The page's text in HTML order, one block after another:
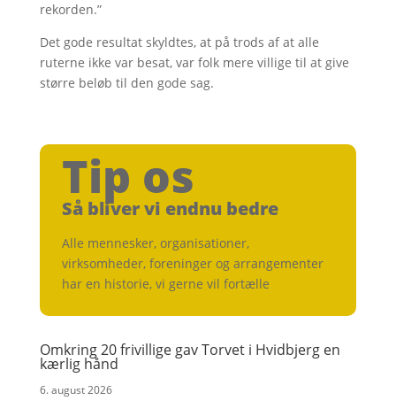
rekorden.”
Det gode resultat skyldtes, at på trods af at alle
ruterne ikke var besat, var folk mere villige til at give
større beløb til den gode sag.
Tip os
Så bliver vi endnu bedre
Alle mennesker, organisationer,
virksomheder, foreninger og arrangementer
har en historie, vi gerne vil fortælle
Omkring 20 frivillige gav Torvet i Hvidbjerg en
kærlig hånd
6. august 2026